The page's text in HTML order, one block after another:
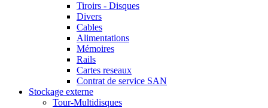
Tiroirs - Disques
Divers
Cables
Alimentations
Mémoires
Rails
Cartes reseaux
Contrat de service SAN
Stockage externe
Tour-Multidisques